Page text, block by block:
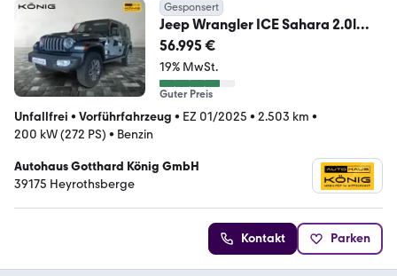
Gesponsert
Jeep Wrangler ICE Sahara 2.0l
GDI 272PS 4x4 AT8
56.995 €
19% MwSt.
Guter Preis
Unfallfrei • Vorführfahrzeug • EZ 01/2025 • 2.503 km •
200 kW (272 PS) • Benzin
Autohaus Gotthard König GmbH
39175 Heyrothsberge
Kontakt Parken